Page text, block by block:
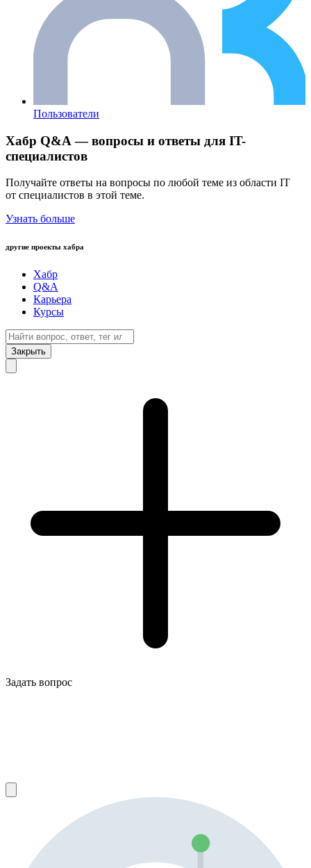
Пользователи
Хабр Q&A — вопросы и ответы для IT-
специалистов
Получайте ответы на вопросы по любой теме из области IT
от специалистов в этой теме.
Узнать больше
другие проекты хабра
Хабр
Q&A
Карьера
Курсы
Закрыть
Задать вопрос